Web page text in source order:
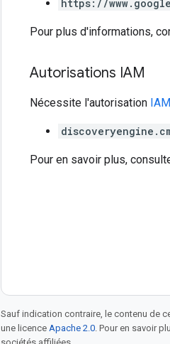
https://
Pour plus d'informations,
Autorisations IAM
Nécessite l'autorisation IAM
Pour en savoir plus,
Sauf indication contraire, le contenu de
une licence Apache 2.0. Pour en savoir